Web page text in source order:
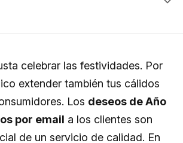
celebrar las festividades. Por
extender también tus cálidos
Los deseos de Año
por email a los clientes son
de un servicio de calidad. En